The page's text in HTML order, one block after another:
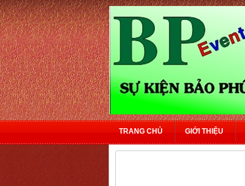
TRANG CHỦ GIỚI THIỆU
LIÊN HỆ